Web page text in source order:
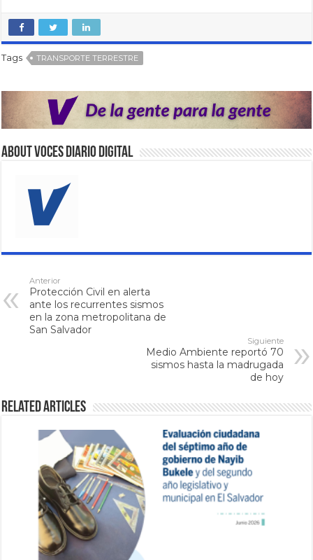
Tags TRANSPORTE TERRESTRE
About VOCES Diario digital
Anterior
Protección Civil en alerta
ante los recurrentes sismos
en la zona metropolitana de
San Salvador
Siguiente
Medio Ambiente reportó 70
sismos hasta la madrugada
de hoy
Related Articles